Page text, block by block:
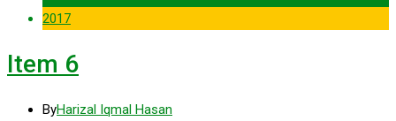
2017
Item 6
ByHarizal Iqmal Hasan